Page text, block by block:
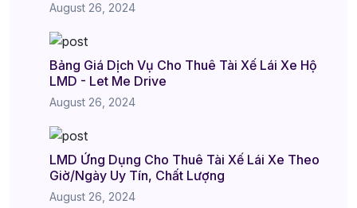
August 26, 2024
Bảng Giá Dịch Vụ Cho Thuê Tài Xế Lái Xe Hộ
LMD - Let Me Drive
August 26, 2024
LMD Ứng Dụng Cho Thuê Tài Xế Lái Xe Theo
Giờ/Ngày Uy Tín, Chất Lượng
August 26, 2024